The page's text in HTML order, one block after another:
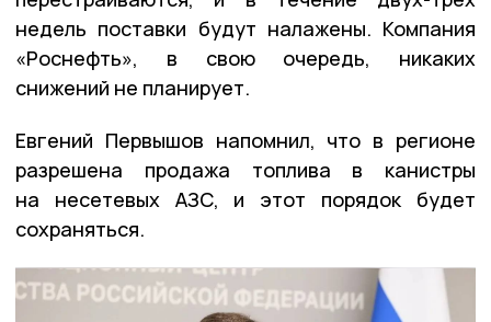
недель поставки будут налажены. Компания
«Роснефть», в свою очередь, никаких
снижений не планирует.
Евгений Первышов напомнил, что в регионе
разрешена продажа топлива в канистры
на несетевых АЗС, и этот порядок будет
сохраняться.